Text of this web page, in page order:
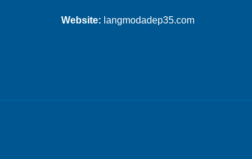
Website: langmodadep35.com